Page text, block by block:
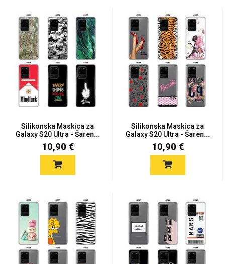
Silikonska Maskica za
Galaxy S20 Ultra - Šaren...
10,90 €
Silikonska Maskica za
Galaxy S20 Ultra - Šaren...
10,90 €